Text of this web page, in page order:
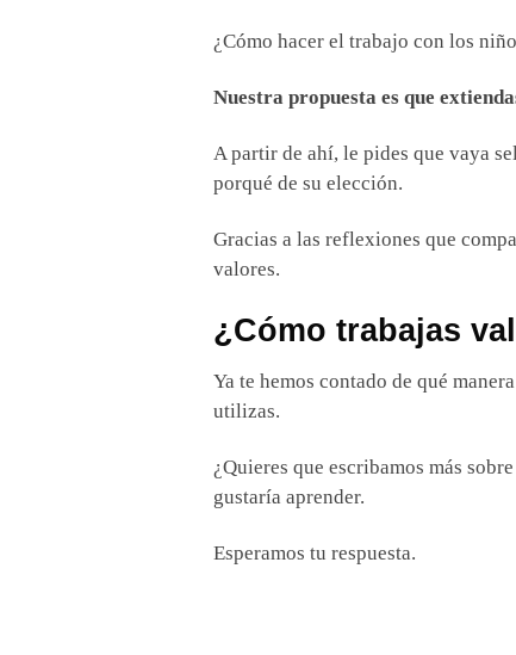
¿Cómo hacer el trabajo con los
Nuestra propuesta es que
A partir de ahí, le pides que vaya
porqué de su elección.
Gracias a las reflexiones que
valores.
¿Cómo trabajas
Ya te hemos contado de qué
utilizas.
¿Quieres que escribamos más
gustaría aprender.
Esperamos tu respuesta.